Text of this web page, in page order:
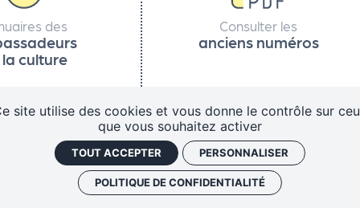
site utilise des cookies et vous donne le contrôle sur
que vous souhaitez activer
TOUT ACCEPTER PERSONNALISER
POLITIQUE DE CONFIDENTIALITÉ
des
culture
Consulter les
anciens numéros
Politique de confidentialité Gestion des cookies